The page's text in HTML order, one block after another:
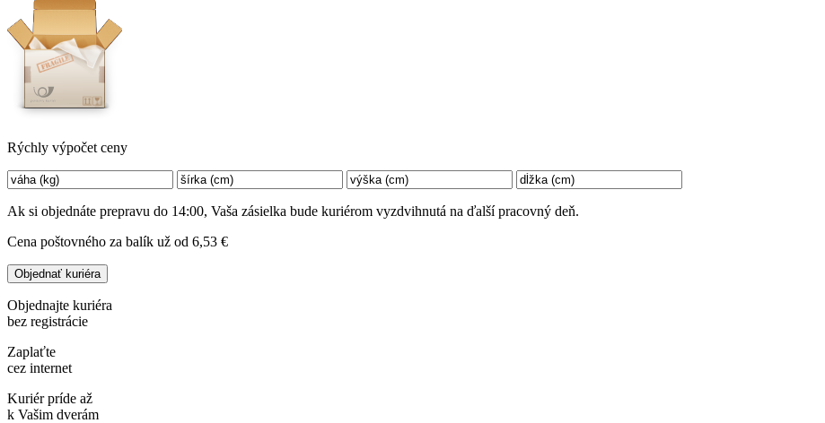
Rýchly výpočet ceny
Ak si objednáte prepravu do 14:00, Vaša zásielka bude kuriérom vyzdvihnutá na ďalší pracovný deň.
Cena poštovného za balík už od 6,53 €
Objednajte kuriéra
bez registrácie
Zaplaťte
cez internet
Kuriér príde až
k Vašim dverám